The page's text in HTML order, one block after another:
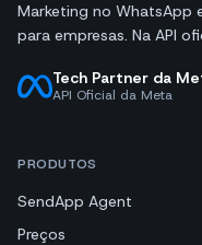
Marketing no WhatsApp
para empresas. Na API
Tech Partner da
API Oficial da Meta
PRODUTOS
SendApp Agent
Preços